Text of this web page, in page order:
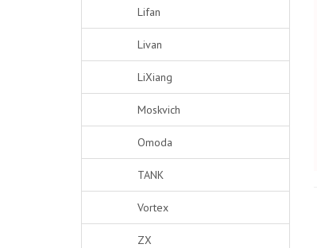
Lifan
Livan
LiXiang
Moskvich
Omoda
TANK
Vortex
ZX